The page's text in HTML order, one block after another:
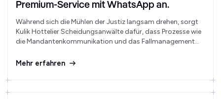
Premium-Service mit WhatsApp an.
Während sich die Mühlen der Justiz langsam drehen, sorgt
Kulik Hottelier Scheidungsanwälte dafür, dass Prozesse wie
die Mandantenkommunikation und das Fallmanagement
WhatsApp-Kommunikation über Superchat bietet die
Mehr erfahren